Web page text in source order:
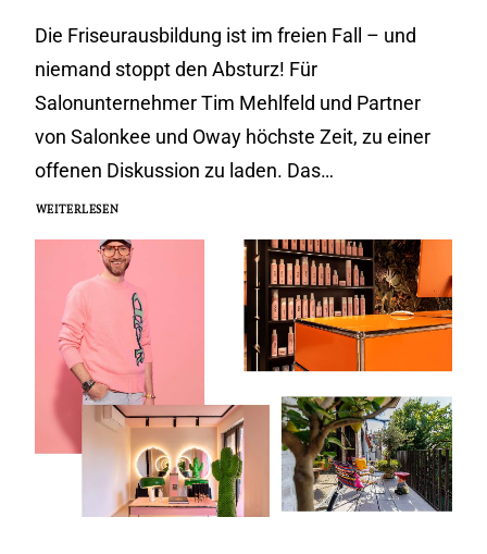
Die Friseurausbildung ist im freien Fall – und
niemand stoppt den Absturz! Für
Salonunternehmer Tim Mehlfeld und Partner
von Salonkee und Oway höchste Zeit, zu einer
offenen Diskussion zu laden. Das…
WEITERLESEN